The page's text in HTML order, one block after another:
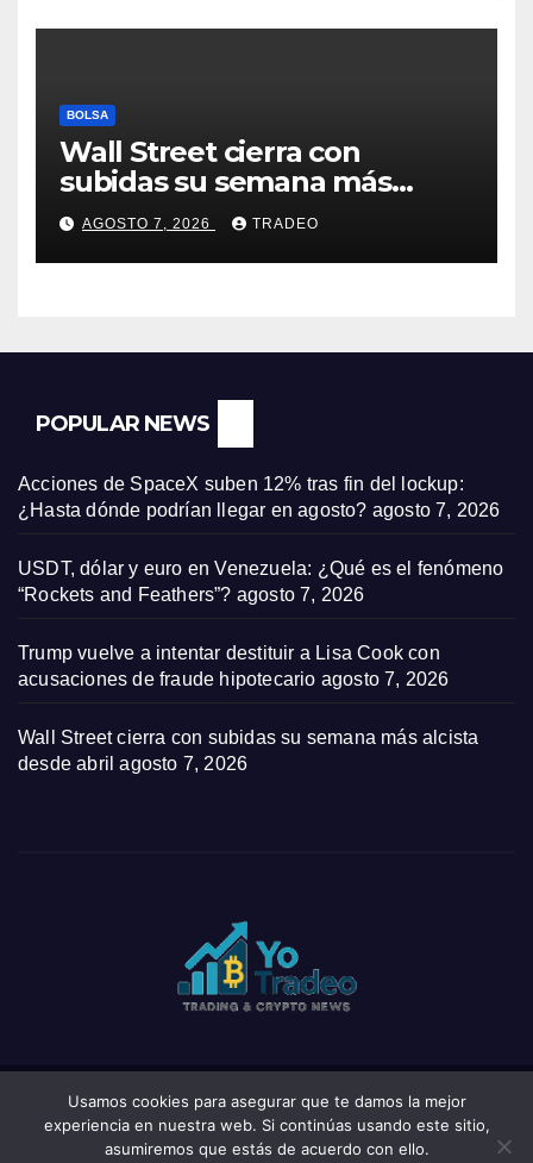
BOLSA
Wall Street cierra con
subidas su semana más
alcista desde abril
AGOSTO 7, 2026 TRADEO
POPULAR NEWS
Acciones de SpaceX suben 12% tras fin del lockup:
¿Hasta dónde podrían llegar en agosto? agosto 7, 2026
USDT, dólar y euro en Venezuela: ¿Qué es el fenómeno
“Rockets and Feathers”? agosto 7, 2026
Trump vuelve a intentar destituir a Lisa Cook con
acusaciones de fraude hipotecario agosto 7, 2026
Wall Street cierra con subidas su semana más alcista
desde abril agosto 7, 2026
Funciona gracias a WordPress|Tema: News Click deThemeansar
Usamos cookies para asegurar que te damos la mejor
experiencia en nuestra web. Si continúas usando este sitio,
asumiremos que estás de acuerdo con ello.